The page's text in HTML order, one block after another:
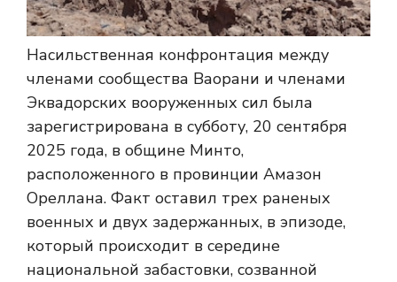
Насильственная конфронтация между
членами сообщества Ваорани и членами
Эквадорских вооруженных сил была
зарегистрирована в субботу, 20 сентября
2025 года, в общине Минто,
расположенного в провинции Амазон
Ореллана. Факт оставил трех раненых
военных и двух задержанных, в эпизоде,
который происходит в середине
национальной забастовки, созванной